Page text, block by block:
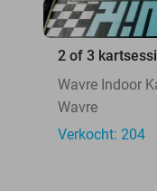
2 of 3
Wavre Indoor
Wavre
Verkocht: 204